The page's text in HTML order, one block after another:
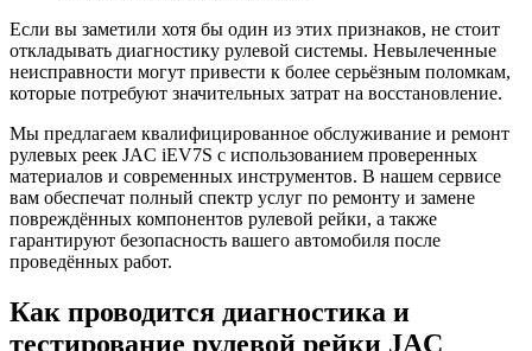
Если вы заметили хотя бы один из этих признаков, не стоит
откладывать диагностику рулевой системы. Невылеченные
неисправности могут привести к более серьёзным поломкам,
которые потребуют значительных затрат на восстановление.
Мы предлагаем квалифицированное обслуживание и ремонт
рулевых реек JAC iEV7S с использованием проверенных
материалов и современных инструментов. В нашем сервисе
вам обеспечат полный спектр услуг по ремонту и замене
повреждённых компонентов рулевой рейки, а также
гарантируют безопасность вашего автомобиля после
проведённых работ.
Как проводится диагностика и
тестирование рулевой рейки JAC